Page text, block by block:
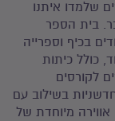
שלמדו איתנו
וממשיכים ללוות את בית הספר גם הרבה מעבר. בית הספר
בכיף וספרייה
יש 7 כיתות לימוד, כולל כיתות
לקורסים
בשילוב עם
אווירה מיוחדת של